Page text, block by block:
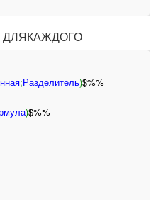
ДЛЯКАЖДОГО
;Разделитель)$%%
)$%%